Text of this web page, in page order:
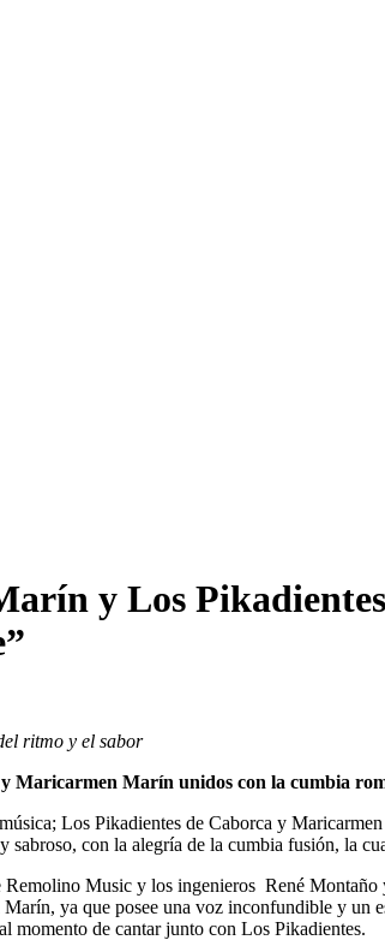
y Los
ritmo y el sabor
Maricarmen Marín unidos con la cumbia
Los Pikadientes de Caborca y
sabroso, con la alegría de la cumbia fusión, la
Music y los ingenieros René
ya que posee una voz inconfundible y un
momento de cantar junto con Los Pikadientes.